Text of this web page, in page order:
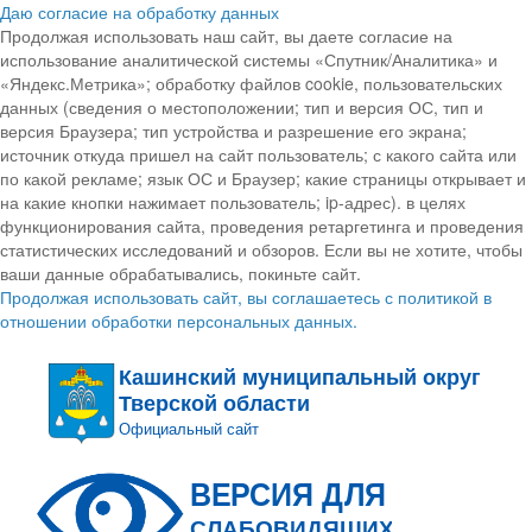
Даю согласие на обработку данных
Продолжая использовать наш сайт, вы даете согласие на
использование аналитической системы «Спутник/Аналитика» и
«Яндекс.Метрика»; обработку файлов cookie, пользовательских
данных (сведения о местоположении; тип и версия ОС, тип и
версия Браузера; тип устройства и разрешение его экрана;
источник откуда пришел на сайт пользователь; с какого сайта или
по какой рекламе; язык ОС и Браузер; какие страницы открывает и
на какие кнопки нажимает пользователь; ip-адрес). в целях
функционирования сайта, проведения ретаргетинга и проведения
статистических исследований и обзоров. Если вы не хотите, чтобы
ваши данные обрабатывались, покиньте сайт.
Продолжая использовать сайт, вы соглашаетесь с политикой в
отношении обработки персональных данных.